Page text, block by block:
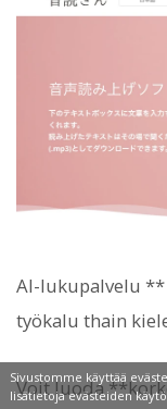
AI-lukupalvelu **
työkalu thain
Voit luoda
Sivustomme käyttää
lisätietoja evästeiden